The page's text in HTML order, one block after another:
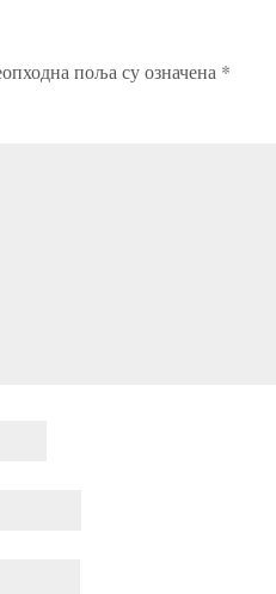
поља су означена *